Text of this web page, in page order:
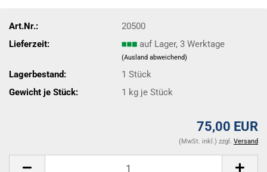
Art.Nr.:
20500
Lieferzeit:
auf Lager, 3 Werktage
(Ausland abweichend)
Lagerbestand: 1Stück
Gewicht je Stück:
1 kg je Stück
75,00 EUR
(MwSt. inkl.) zzgl. Versand